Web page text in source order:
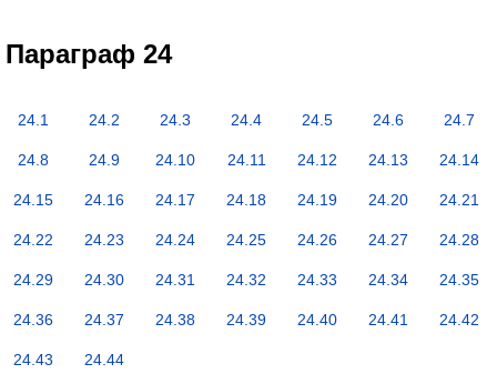
Параграф 24
24.1 24.2 24.3 24.4 24.5 24.6 24.7
24.8 24.9 24.10 24.11 24.12 24.13 24.14
24.15 24.16 24.17 24.18 24.19 24.20 24.21
24.22 24.23 24.24 24.25 24.26 24.27 24.28
24.29 24.30 24.31 24.32 24.33 24.34 24.35
24.36 24.37 24.38 24.39 24.40 24.41 24.42
24.43 24.44